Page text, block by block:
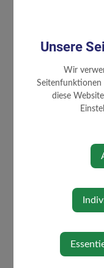
GEMEINDE
Unsere
Wir
Seitenfunktionen
diese